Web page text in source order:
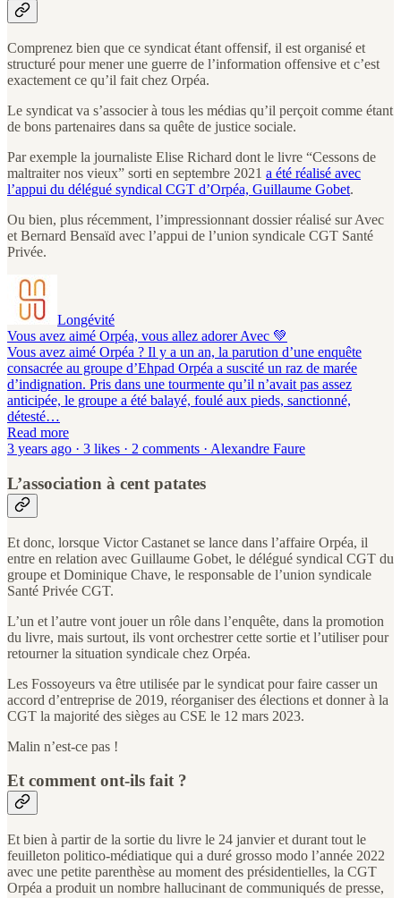
Comprenez bien que ce syndicat étant offensif, il est organisé et
structuré pour mener une guerre de l’information offensive et c’est
exactement ce qu’il fait chez Orpéa.
Le syndicat va s’associer à tous les médias qu’il perçoit comme étant
de bons partenaires dans sa quête de justice sociale.
Par exemple la journaliste Elise Richard dont le livre “Cessons de
maltraiter nos vieux” sorti en septembre 2021 a été réalisé avec
l’appui du délégué syndical CGT d’Orpéa, Guillaume Gobet.
Ou bien, plus récemment, l’impressionnant dossier réalisé sur Avec
et Bernard Bensaïd avec l’appui de l’union syndicale CGT Santé
Privée.
Longévité
Vous avez aimé Orpéa, vous allez adorer Avec 💚
Vous avez aimé Orpéa ? Il y a un an, la parution d’une enquête
consacrée au groupe d’Ehpad Orpéa a suscité un raz de marée
d’indignation. Pris dans une tourmente qu’il n’avait pas assez
anticipée, le groupe a été balayé, foulé aux pieds, sanctionné,
détesté…
Read more
3 years ago · 3 likes · 2 comments · Alexandre Faure
L’association à cent patates
Et donc, lorsque Victor Castanet se lance dans l’affaire Orpéa, il
entre en relation avec Guillaume Gobet, le délégué syndical CGT du
groupe et Dominique Chave, le responsable de l’union syndicale
Santé Privée CGT.
L’un et l’autre vont jouer un rôle dans l’enquête, dans la promotion
du livre, mais surtout, ils vont orchestrer cette sortie et l’utiliser pour
retourner la situation syndicale chez Orpéa.
Les Fossoyeurs va être utilisée par le syndicat pour faire casser un
accord d’entreprise de 2019, réorganiser des élections et donner à la
CGT la majorité des sièges au CSE le 12 mars 2023.
Malin n’est-ce pas !
Et comment ont-ils fait ?
Et bien à partir de la sortie du livre le 24 janvier et durant tout le
feuilleton politico-médiatique qui a duré grosso modo l’année 2022
avec une petite parenthèse au moment des présidentielles, la CGT
Orpéa a produit un nombre hallucinant de communiqués de presse,